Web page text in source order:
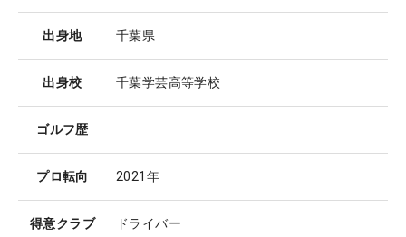
出身地 千葉県
出身校 千葉学芸高等学校
ゴルフ歴
プロ転向 2021年
得意クラブ ドライバー